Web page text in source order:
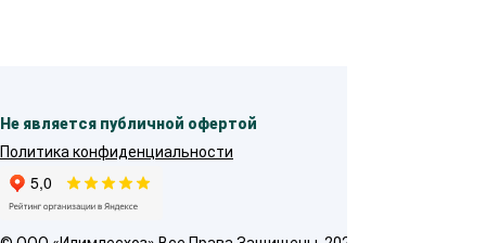
Не является публичной офертой
Политика конфиденциальности